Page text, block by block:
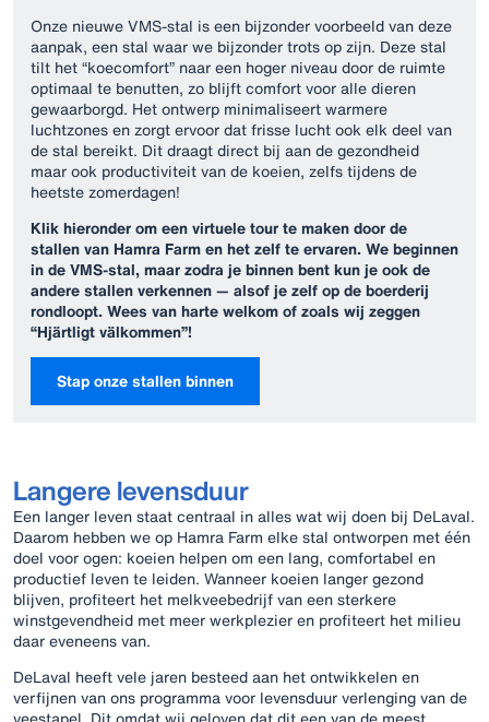
Onze nieuwe VMS-stal is een bijzonder voorbeeld van deze
aanpak, een stal waar we bijzonder trots op zijn. Deze stal
tilt het “koecomfort” naar een hoger niveau door de ruimte
optimaal te benutten, zo blijft comfort voor alle dieren
gewaarborgd. Het ontwerp minimaliseert warmere
luchtzones en zorgt ervoor dat frisse lucht ook elk deel van
de stal bereikt. Dit draagt direct bij aan de gezondheid
maar ook productiviteit van de koeien, zelfs tijdens de
heetste zomerdagen!
Klik hieronder om een virtuele tour te maken door de
stallen van Hamra Farm en het zelf te ervaren. We beginnen
in de VMS-stal, maar zodra je binnen bent kun je ook de
andere stallen verkennen — alsof je zelf op de boerderij
rondloopt. Wees van harte welkom of zoals wij zeggen
“Hjärtligt välkommen”!
Stap onze stallen binnen
Langere levensduur
Een langer leven staat centraal in alles wat wij doen bij DeLaval.
Daarom hebben we op Hamra Farm elke stal ontworpen met één
doel voor ogen: koeien helpen om een lang, comfortabel en
productief leven te leiden. Wanneer koeien langer gezond
blijven, profiteert het melkveebedrijf van een sterkere
winstgevendheid met meer werkplezier en profiteert het milieu
daar eveneens van.
DeLaval heeft vele jaren besteed aan het ontwikkelen en
verfijnen van ons programma voor levensduur verlenging van de